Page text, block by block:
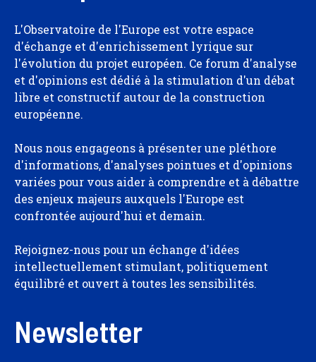
L'Observatoire de l'Europe est votre espace
d'échange et d'enrichissement lyrique sur
l'évolution du projet européen. Ce forum d'analyse
et d'opinions est dédié à la stimulation d'un débat
libre et constructif autour de la construction
européenne.
Nous nous engageons à présenter une pléthore
d'informations, d'analyses pointues et d'opinions
variées pour vous aider à comprendre et à débattre
des enjeux majeurs auxquels l'Europe est
confrontée aujourd'hui et demain.
Rejoignez-nous pour un échange d'idées
intellectuellement stimulant, politiquement
équilibré et ouvert à toutes les sensibilités.
Newsletter